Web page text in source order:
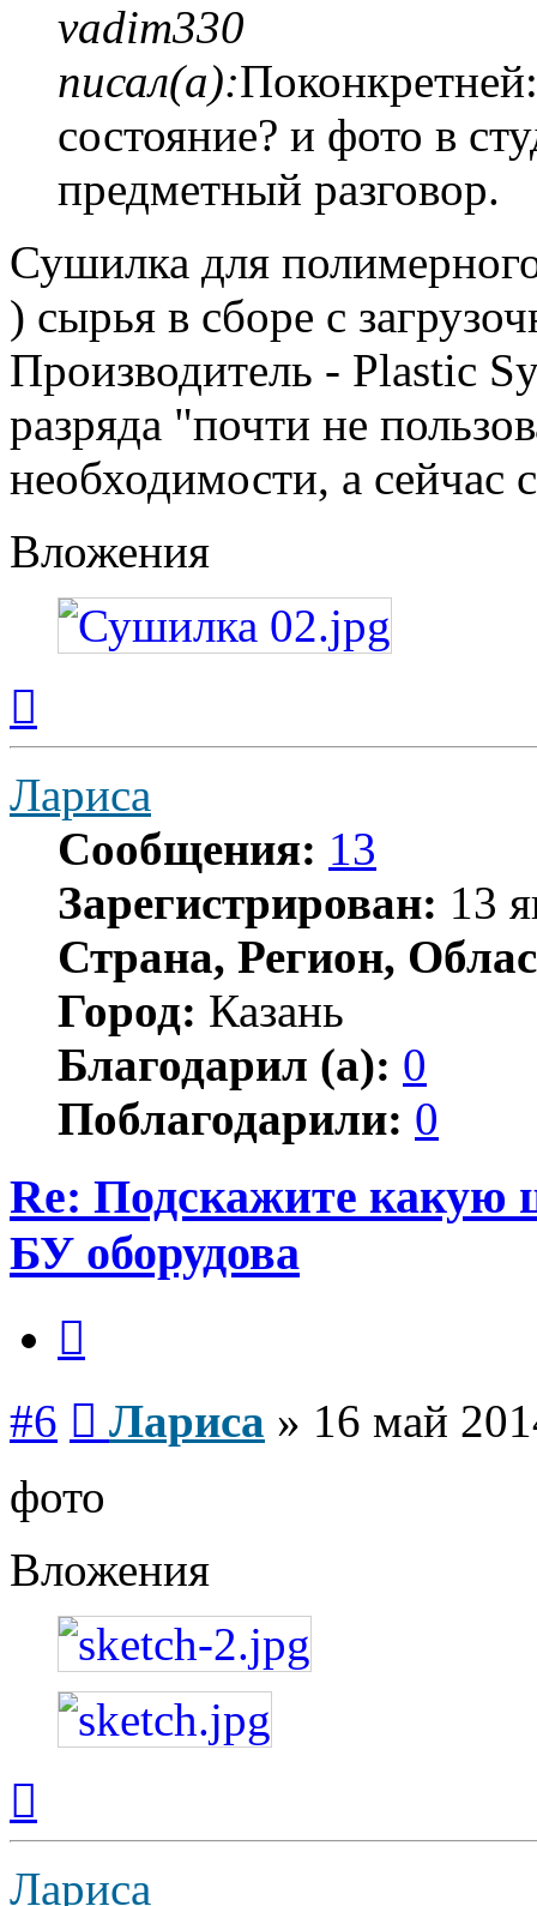
vadim330
писал(а):
состояние? и фото в
предметный разговор.
Сушилка для
) сырья в сборе с
Производитель - Plastic
разряда "почти не
необходимости, а сейчас
Вложения
началу
Лариса
Сообщения: 13
Зарегистрирован: 13
Страна, Регион,
Город: Казань
Благодарил (а): 0
Поблагодарили: 0
Re: Подскажите какую
БУ оборудова
#6 Лариса » 16 май
фото
Вложения
началу
Лариса